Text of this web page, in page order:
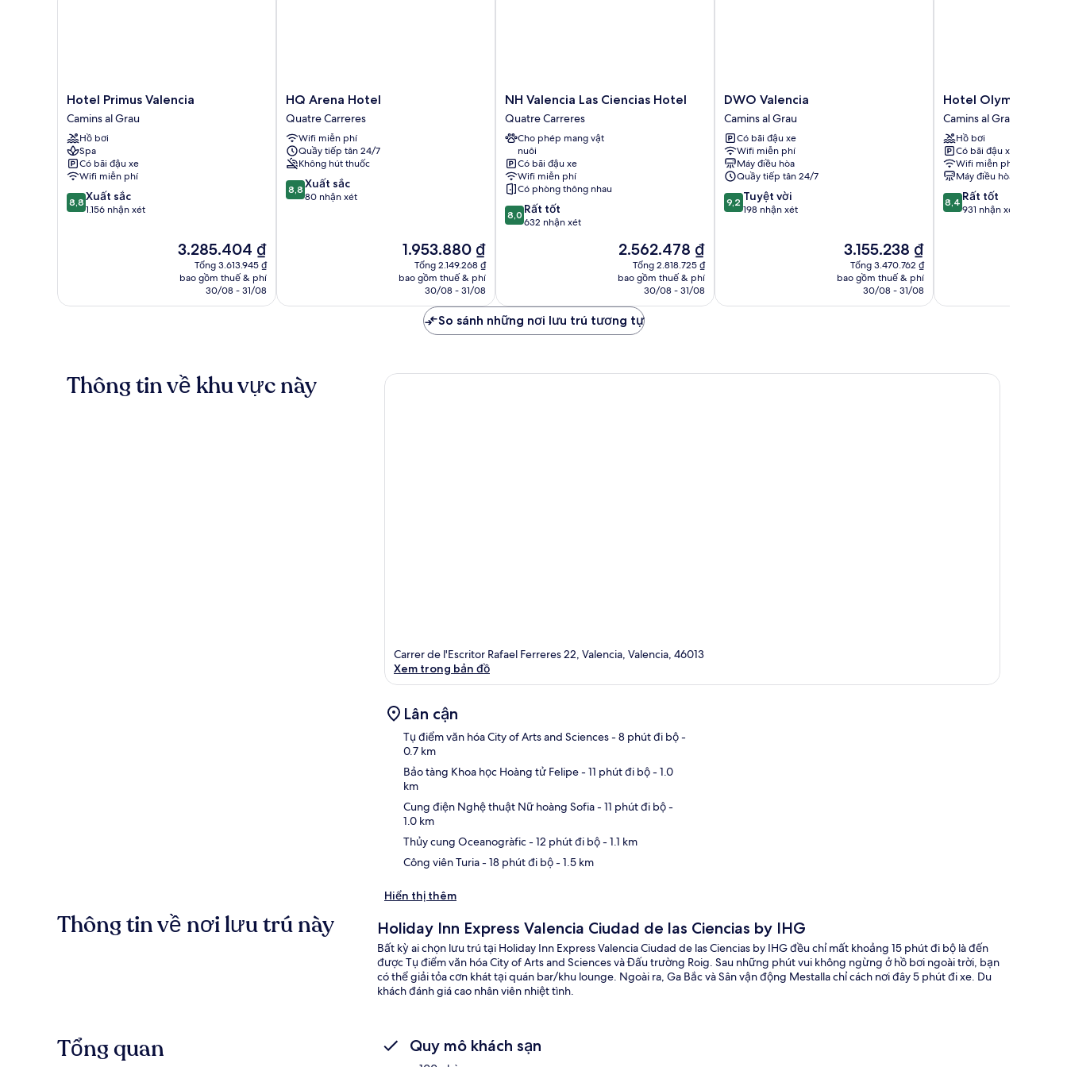
Hotel
Primus
Valencia
Camins
al
Grau
Hotel Primus Valencia
Camins al Grau
Hồ bơi
Spa
Có bãi đậu xe
Wifi miễn phí
8.8
trên
8,8 Xuất sắc
1.156 nhận xét
Giá
hiện
tại
3.285.404 ₫
3.285.404 ₫
Tổng 3.613.945 ₫
bao gồm thuế & phí
30/08 - 31/08
HQ
Arena
Hotel
Quatre
Carreres
HQ Arena Hotel
Quatre Carreres
Wifi miễn phí
Quầy tiếp tân 24/7
Không hút thuốc
8.8
trên
8,8 Xuất sắc
80 nhận xét
Giá
hiện
tại
1.953.880 ₫
1.953.880 ₫
Tổng 2.149.268 ₫
bao gồm thuế & phí
30/08 - 31/08
NH
Valencia
Las
Ciencias
Hotel
Quatre
Carreres
NH Valencia Las Ciencias Hotel
Quatre Carreres
Cho phép mang vật
nuôi
Có bãi đậu xe
Wifi miễn phí
Có phòng thông nhau
8.0
trên
xét
8,0 Rất tốt
632 nhận xét
Giá
hiện
tại
2.562.478 ₫
2.562.478 ₫
Tổng 2.818.725 ₫
bao gồm thuế & phí
30/08 - 31/08
DWO
Valencia
Camins
al
Grau
DWO Valencia
Camins al Grau
Có bãi đậu xe
Wifi miễn phí
Máy điều hòa
Quầy tiếp tân 24/7
9.2
trên
9,2 Tuyệt vời
198 nhận xét
Giá
hiện
tại
3.155.238 ₫
3.155.238 ₫
Tổng 3.470.762 ₫
bao gồm thuế & phí
30/08 - 31/08
Hotel
Olympia
Consul
del
Mar
Camins
al
Grau
Hotel Olympia
Camins al Grau
Hồ bơi
Có bãi đậu xe
Wifi miễn phí
Máy điều hòa
8.4
trên
8,4 Rất tốt
931 nhận xét
So sánh những nơi lưu trú tương tự
Thông tin về khu vực này
Carrer de l'Escritor Rafael Ferreres 22, Valencia, Valencia, 46013
Xem trong bản đồ
Lân cận
Tụ điểm văn hóa City of Arts and Sciences- 8 phút đi bộ-
0.7 km
Bảo tàng Khoa học Hoàng tử Felipe- 11 phút đi bộ- 1.0
km
Cung điện Nghệ thuật Nữ hoàng Sofia- 11 phút đi bộ-
1.0 km
Thủy cung Oceanogràfic- 12 phút đi bộ- 1.1 km
Công viên Turia- 18 phút đi bộ- 1.5 km
Hiển thị thêm
Thông tin về nơi lưu trú này Holiday Inn Express Valencia Ciudad de las Ciencias by IHG
Bất kỳ ai chọn lưu trú tại Holiday Inn Express Valencia Ciudad de las Ciencias by IHG đều chỉ mất khoảng 15 phút đi bộ là đến
được Tụ điểm văn hóa City of Arts and Sciences và Đấu trường Roig. Sau những phút vui không ngừng ở hồ bơi ngoài trời, bạn
có thể giải tỏa cơn khát tại quán bar/khu lounge. Ngoài ra, Ga Bắc và Sân vận động Mestalla chỉ cách nơi đây 5 phút đi xe. Du
khách đánh giá cao nhân viên nhiệt tình.
Tổng quan Quy mô khách sạn